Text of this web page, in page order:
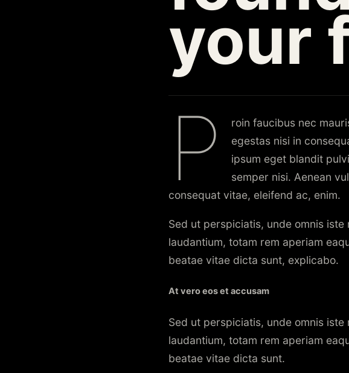
your
P
roin faucibus nec
egestas nisi in
ipsum eget blandit
semper nisi. Aenean
consequat vitae, eleifend ac, enim.
Sed ut perspiciatis, unde omnis
laudantium, totam rem aperiam
beatae vitae dicta sunt, explicabo.
At vero eos et accusam
Sed ut perspiciatis, unde omnis
laudantium, totam rem aperiam
beatae vitae dicta sunt.